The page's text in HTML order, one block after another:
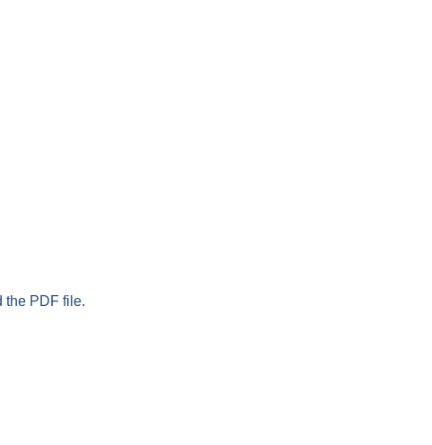
the PDF file.